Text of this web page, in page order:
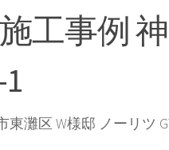
工事例
灘区 W様邸 ノーリツ